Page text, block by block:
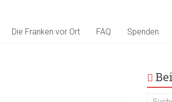
Die Franken vor Ort FAQ Spenden